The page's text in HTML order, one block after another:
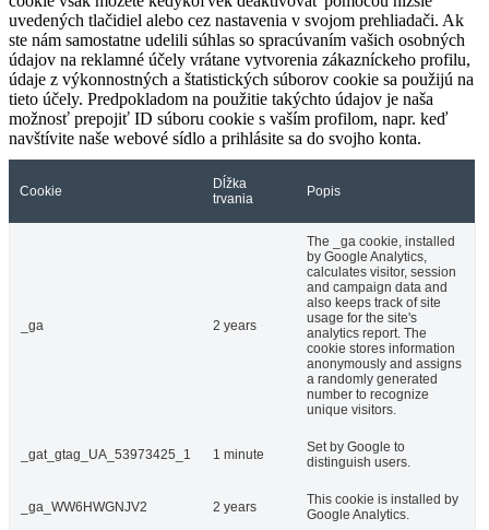
uvedených tlačidiel alebo cez nastavenia v svojom prehliadači. Ak
ste nám samostatne udelili súhlas so spracúvaním vašich osobných
údajov na reklamné účely vrátane vytvorenia zákazníckeho profilu,
údaje z výkonnostných a štatistických súborov cookie sa použijú na
tieto účely. Predpokladom na použitie takýchto údajov je naša
možnosť prepojiť ID súboru cookie s vaším profilom, napr. keď
navštívite naše webové sídlo a prihlásite sa do svojho konta.
Cookie
Dĺžka
trvania
Popis
_ga 2 years
The _ga cookie, installed
by Google Analytics,
calculates visitor, session
and campaign data and
also keeps track of site
usage for the site's
analytics report. The
cookie stores information
anonymously and assigns
a randomly generated
number to recognize
unique visitors.
_gat_gtag_UA_53973425_1 1 minute
Set by Google to
distinguish users.
_ga_WW6HWGNJV2 2 years
This cookie is installed by
Google Analytics.